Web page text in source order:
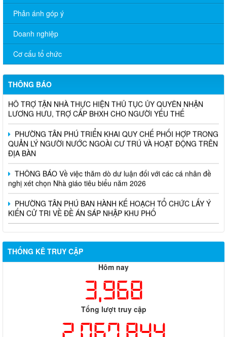
Phản ánh góp ý
Doanh nghiệp
Cơ cấu tổ chức
THÔNG BÁO
HỖ TRỢ TẬN NHÀ THỰC HIỆN THỦ TỤC ỦY QUYỀN NHẬN
LƯƠNG HƯU, TRỢ CẤP BHXH CHO NGƯỜI YẾU THẾ
PHƯỜNG TÂN PHÚ TRIỂN KHAI QUY CHẾ PHỐI HỢP TRONG
QUẢN LÝ NGƯỜI NƯỚC NGOÀI CƯ TRÚ VÀ HOẠT ĐỘNG TRÊN
ĐỊA BÀN
THÔNG BÁO Về việc thăm dò dư luận đối với các cá nhân đề
nghị xét chọn Nhà giáo tiêu biểu năm 2026
PHƯỜNG TÂN PHÚ BAN HÀNH KẾ HOẠCH TỔ CHỨC LẤY Ý
KIẾN CỬ TRI VỀ ĐỀ ÁN SÁP NHẬP KHU PHỐ
THỐNG KÊ TRUY CẬP
Hôm nay
3,968
Tổng lượt truy cập